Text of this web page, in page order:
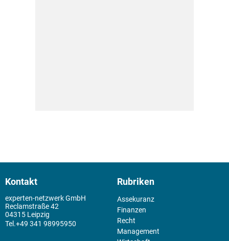
Kontakt
experten-netzwerk GmbH
Reclamstraße 42
04315 Leipzig
+49 341 98995950
Rubriken
Assekuranz
Finanzen
Recht
Management